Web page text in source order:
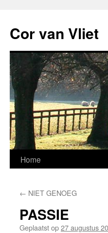
de
inhoud
Cor van Vliet
Home
← NIET GENOEG
PASSIE
Geplaatst op27 augustus